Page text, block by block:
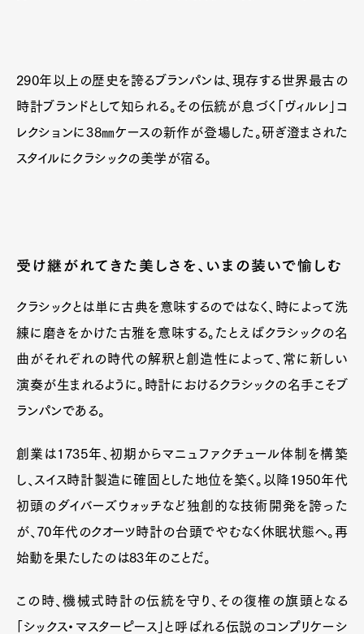
290年以上の歴史を誇るブランパンは、現存する世界最古の
時計ブランドとして知られる。その伝統が息づく「ヴィルレ」コ
レクションに38㎜ケースの新作が登場した。研ぎ澄まされた
スタイルにクラシックの美学が宿る。
受け継がれてきた美しさを、いまの装いで愉しむ
クラシックとは単に古典を意味するのではなく、時によって洗
練に磨きをかけた古雅を意味する。たとえばクラシックの名
曲がそれぞれの時代の解釈と創造性によって、常に新しい
演奏が生まれるように。時計におけるクラシックの名手こそブ
ランパンである。
創業は1735年、初期からマニュファクチュール体制を構築
し、スイス時計製造に確固とした地位を築く。以降1950年代
初頭のダイバーズウォッチなど独創的な技術開発を誇った
が、70年代のクオーツ時計の台頭でやむなく休眠状態へ。再
始動を果たしたのは83年のことだ。
この時、機械式時計の伝統を守り、その復権の旗頭となる
「シックス・マスターピース」と呼ばれる伝説のコンプリケーシ